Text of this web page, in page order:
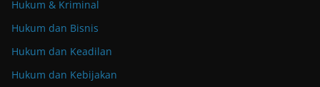
Hukum & Kriminal
Hukum dan Bisnis
Hukum dan Keadilan
Hukum dan Kebijakan